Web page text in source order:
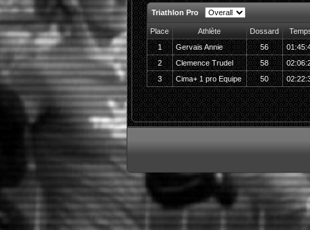
Triathlon Pro
Place Athlète Dossard
1
Gervais Annie 56
2
Clemence Trudel 58
3
Cima+ 1 pro Equipe 50